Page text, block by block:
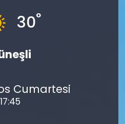
30°
Cumartesi
17:45